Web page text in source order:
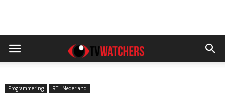
Programmering RTL Nederland